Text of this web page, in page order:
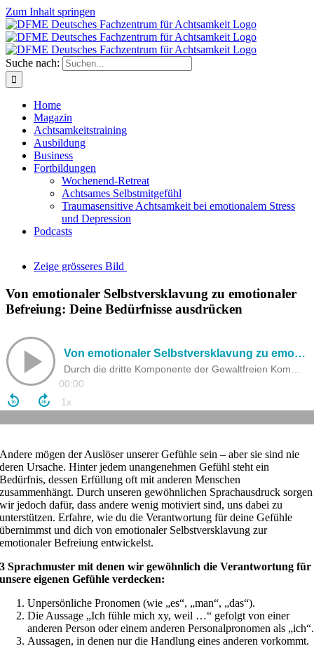
Zum Inhalt springen
Suche nach:
Home
Magazin
Achtsamkeitstraining
Ausbildung
Business
Fortbildungen
Wochenend-Retreat
Achtsames Selbstmitgefühl
Traumasensitive Achtsamkeit bei emotionalem Stress
und Depression
Podcasts
Zeige grösseres Bild
Von emotionaler Selbstversklavung zu emotionaler
Befreiung: Deine Bedürfnisse ausdrücken
Andere mögen der Auslöser unserer Gefühle sein – aber sie sind nie
deren Ursache. Hinter jedem unangenehmen Gefühl steht ein
Bedürfnis, dessen Erfüllung oft mit anderen Menschen
zusammenhängt. Durch unseren gewöhnlichen Sprachausdruck sorgen
wir jedoch dafür, dass andere wenig motiviert sind, uns dabei zu
unterstützen. Erfahre, wie du die Verantwortung für deine Gefühle
übernimmst und dich von emotionaler Selbstversklavung zur
emotionaler Befreiung entwickelst.
3 Sprachmuster mit denen wir gewöhnlich die Verantwortung für
unsere eigenen Gefühle verdecken:
Unpersönliche Pronomen (wie „es“, „man“, „das“).
Die Aussage „Ich fühle mich xy, weil …“ gefolgt von einer
anderen Person oder einem anderen Personalpronomen als „ich“.
Aussagen, in denen nur die Handlung eines anderen vorkommt.